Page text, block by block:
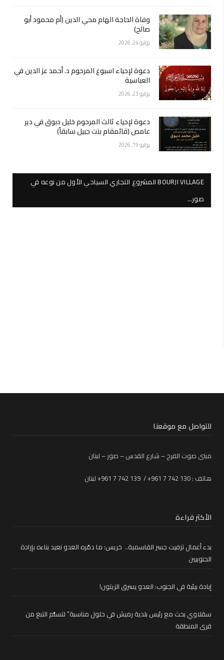
وفاة الحاجة الهام محي الدين (أم محمود أبو
صالح)
يوليو 24, 2026
دعوة لإحياء اسبوع المرحوم د. أحمد عز الدين في
العباسية
يوليو 23, 2026
دعوة لإحياء ثالث المرحوم خليل دبوق في دير
عامص (قائمقام بنت جبيل سابقاً)
يوليو 19, 2026
BOURJI VILLAGE المشروع التجاري السياحي الأول من نوعه في
صور…
للتواصل مع موقعنا
مبنى صوت الفرح – شارع القدس – صور – لبنان
هاتف : 130 742 7 961+ / 139 742 7 961+ لبنان
الأكثر قراءة
بدء أعمال تزفيت جسر القاسمية.. خريس: ما دمّره العدو نعيد بناءه بإرادة
الجنوبيين
إبادة بيئية في الجنوب: العدو يسرق الزيتون!
سقلاوي بحث مع رئيس بلدية رميش في حلول مناسبة” لتسلُّم التبغ من
قرى المنطقة